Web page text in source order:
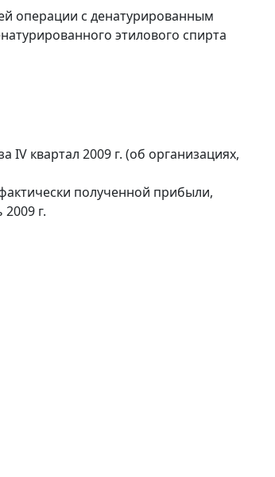
операции с денатурированным
этилового спирта
квартал 2009 г. (об организациях,
полученной прибыли,
г.